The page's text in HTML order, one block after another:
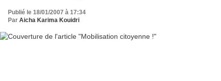
Publié le 18/01/2007 à 17:34
Par Aicha Karima Kouidri